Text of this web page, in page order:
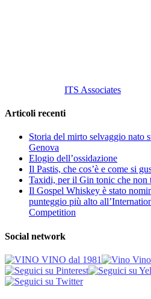
ITS Associates
Articoli recenti
Storia del mirto selvaggio nato
Genova
Elogio dell’ossidazione
Il Pastis, che cos’è e come si
Taxidi, per il Gin tonic che non
Il Gospel Whiskey è stato
punteggio più alto
Competition
Social network